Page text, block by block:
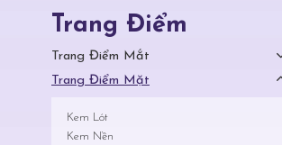
Trang Điểm
Trang Điểm Mắt
Trang Điểm Mặt
Kem Lót
Kem Nền